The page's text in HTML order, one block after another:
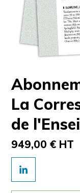
La
de
949,00 € HT